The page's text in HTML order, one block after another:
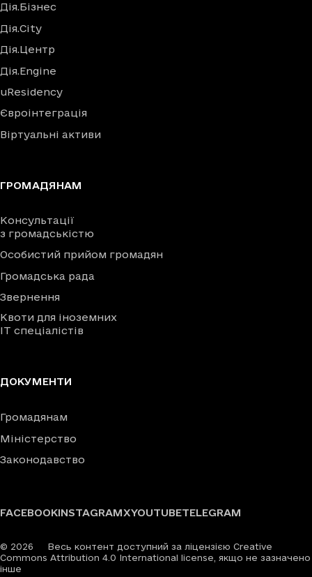
Дія.Бізнес
Дія.City
Дія.Центр
Дія.Engine
uResidency
Євроінтеграція
Віртуальні активи
ГРОМАДЯНАМ
Консультації
з громадськістю
Особистий прийом громадян
Громадська рада
Звернення
Квоти для іноземних
IT спеціалістів
ДОКУМЕНТИ
Громадянам
Міністерство
Законодавство
FACEBOOKINSTAGRAMXYOUTUBETELEGRAM
© 2026
Весь контент доступний за ліцензією Creative
Commons Attribution 4.0 International license, якщо не зазначено
інше